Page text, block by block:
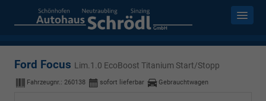
Ford Focus Lim.1.0 EcoBoost Titanium Start/Stopp
Fahrzeugnr.: 260138 sofort lieferbar Gebrauchtwagen